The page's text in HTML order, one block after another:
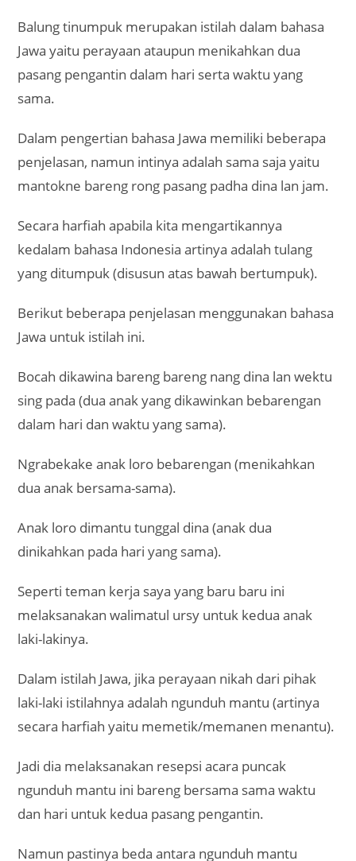
Balung tinumpuk merupakan istilah dalam bahasa
Jawa yaitu perayaan ataupun menikahkan dua
pasang pengantin dalam hari serta waktu yang
sama.
Dalam pengertian bahasa Jawa memiliki beberapa
penjelasan, namun intinya adalah sama saja yaitu
mantokne bareng rong pasang padha dina lan jam.
Secara harfiah apabila kita mengartikannya
kedalam bahasa Indonesia artinya adalah tulang
yang ditumpuk (disusun atas bawah bertumpuk).
Berikut beberapa penjelasan menggunakan bahasa
Jawa untuk istilah ini.
Bocah dikawina bareng bareng nang dina lan wektu
sing pada (dua anak yang dikawinkan bebarengan
dalam hari dan waktu yang sama).
Ngrabekake anak loro bebarengan (menikahkan
dua anak bersama-sama).
Anak loro dimantu tunggal dina (anak dua
dinikahkan pada hari yang sama).
Seperti teman kerja saya yang baru baru ini
melaksanakan walimatul ursy untuk kedua anak
laki-lakinya.
Dalam istilah Jawa, jika perayaan nikah dari pihak
laki-laki istilahnya adalah ngunduh mantu (artinya
secara harfiah yaitu memetik/memanen menantu).
Jadi dia melaksanakan resepsi acara puncak
ngunduh mantu ini bareng bersama sama waktu
dan hari untuk kedua pasang pengantin.
Namun pastinya beda antara ngunduh mantu